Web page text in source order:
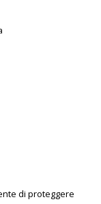
di proteggere